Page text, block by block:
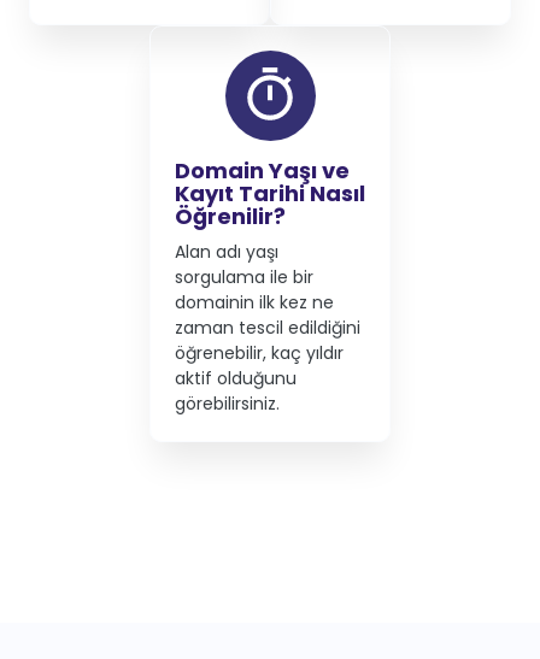
Domain Yaşı ve
Kayıt Tarihi Nasıl
Öğrenilir?
Alan adı yaşı
sorgulama ile bir
domainin ilk kez ne
zaman tescil edildiğini
öğrenebilir, kaç yıldır
aktif olduğunu
görebilirsiniz.